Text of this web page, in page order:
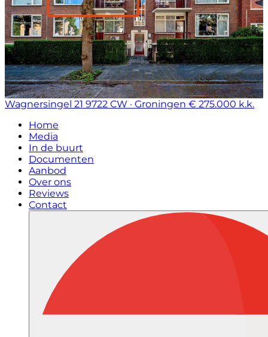
Wagnersingel 21 9722 CW · Groningen € 275.000 k.k.
Home
Media
In de buurt
Documenten
Aanbod
Over ons
Reviews
Contact